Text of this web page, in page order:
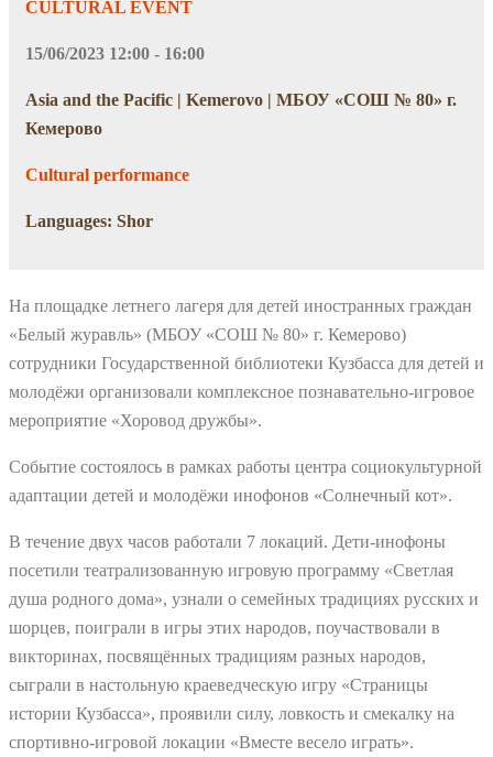
CULTURAL EVENT
15/06/2023 12:00 - 16:00
Asia and the Pacific | Kemerovo | МБОУ «СОШ № 80» г.
Кемерово
Cultural performance
Languages: Shor
На площадке летнего лагеря для детей иностранных граждан
«Белый журавль» (МБОУ «СОШ № 80» г. Кемерово)
сотрудники Государственной библиотеки Кузбасса для детей и
молодёжи организовали комплексное познавательно-игровое
мероприятие «Хоровод дружбы».
Событие состоялось в рамках работы центра социокультурной
адаптации детей и молодёжи инофонов «Солнечный кот».
В течение двух часов работали 7 локаций. Дети-инофоны
посетили театрализованную игровую программу «Светлая
душа родного дома», узнали о семейных традициях русских и
шорцев, поиграли в игры этих народов, поучаствовали в
викторинах, посвящённых традициям разных народов,
сыграли в настольную краеведческую игру «Страницы
истории Кузбасса», проявили силу, ловкость и смекалку на
спортивно-игровой локации «Вместе весело играть».